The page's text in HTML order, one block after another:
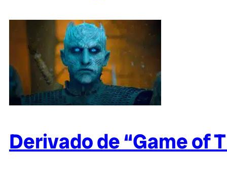
Derivado de “Game of